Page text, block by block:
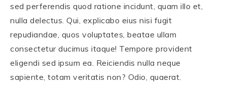
sed perferendis quod ratione incidunt, quam illo et,
nulla delectus. Qui, explicabo eius nisi fugit
repudiandae, quos voluptates, beatae ullam
consectetur ducimus itaque! Tempore provident
eligendi sed ipsum ea. Reiciendis nulla neque
sapiente, totam veritatis non? Odio, quaerat.